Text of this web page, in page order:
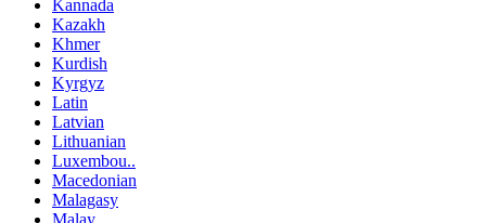
Kannada
Kazakh
Khmer
Kurdish
Kyrgyz
Latin
Latvian
Lithuanian
Luxembou..
Macedonian
Malagasy